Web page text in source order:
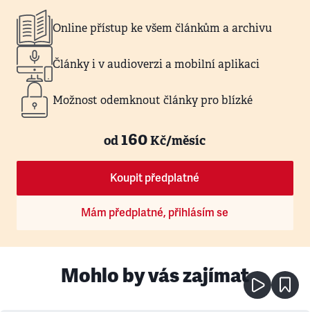
Online přístup ke všem článkům a archivu
Články i v audioverzi a mobilní aplikaci
Možnost odemknout články pro blízké
od160Kč/měsíc
Koupit předplatné
Mám předplatné, přihlásím se
Mohlo by vás zajímat